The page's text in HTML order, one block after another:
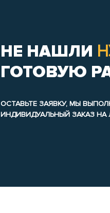
НЕ НАШЛИ
ГОТОВУЮ
ОСТАВЬТЕ ЗАЯВКУ, МЫ
ИНДИВИДУАЛЬНЫЙ ЗАКАЗ